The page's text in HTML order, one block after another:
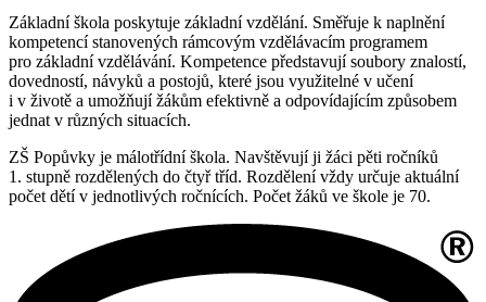
Základní škola poskytuje základní vzdělání. Směřuje k naplnění
kompetencí stanovených rámcovým vzdělávacím programem
pro základní vzdělávání. Kompetence představují soubory znalostí,
dovedností, návyků a postojů, které jsou využitelné v učení
i v životě a umožňují žákům efektivně a odpovídajícím způsobem
jednat v různých situacích.
ZŠ Popůvky je málotřídní škola. Navštěvují ji žáci pěti ročníků
1. stupně rozdělených do čtyř tříd. Rozdělení vždy určuje aktuální
počet dětí v jednotlivých ročnících. Počet žáků ve škole je 70.